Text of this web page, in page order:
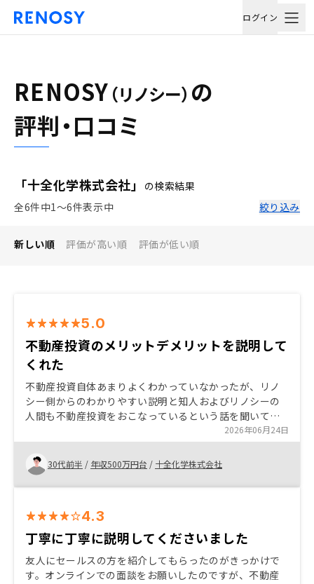
ログイン
RENOSY （リノシー） の
評判・口コミ
「十全化学株式会社」
の検索結果
全6件中1〜6件表示中
絞り込み
新しい順 評価が高い順 評価が低い順
5.0
不動産投資のメリットデメリットを説明して
くれた
不動産投資自体あまりよくわかっていなかったが、リノ
シー側からのわかりやすい説明と知人およびリノシーの
人間も不動産投資をおこなっているという話を聞いて実
感が湧きました。利益がどれくらい出るかに関しては長
い目を見れば、増えると思うし、始めるきっかけとして
は、充分だと感じました。
2026年06月24日
30代前半 / 年収500万円台 / 十全化学株式会社
4.3
丁寧に丁寧に説明してくださいました
友人にセールスの方を紹介してもらったのがきっかけで
す。オンラインでの面談をお願いしたのですが、不動産